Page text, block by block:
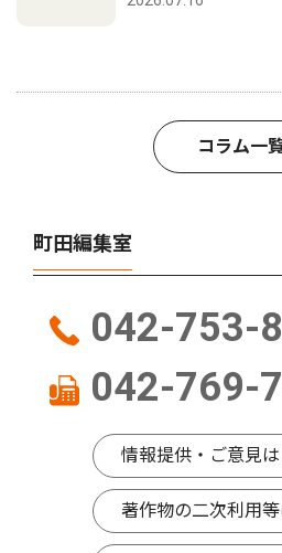
コラム一
町田編集室
042-753-
042-769-
情報提供・ご意見
著作物の二次利用